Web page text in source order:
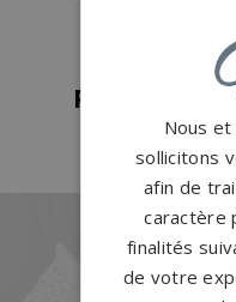
Pompes
Pompes
Des pierres
Nous
sollicitons
afin de
caractère
finalités
de votre